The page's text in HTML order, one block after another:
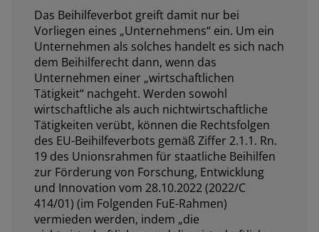
Das Beihilfeverbot greift damit nur bei
Vorliegen eines „Unternehmens“ ein. Um ein
Unternehmen als solches handelt es sich nach
dem Beihilferecht dann, wenn das
Unternehmen einer „wirtschaftlichen
Tätigkeit“ nachgeht. Werden sowohl
wirtschaftliche als auch nichtwirtschaftliche
Tätigkeiten verübt, können die Rechtsfolgen
des EU-Beihilfeverbots gemäß Ziffer 2.1.1. Rn.
19 des Unionsrahmen für staatliche Beihilfen
zur Förderung von Forschung, Entwicklung
und Innovation vom 28.10.2022 (2022/C
414/01) (im Folgenden FuE-Rahmen)
vermieden werden, indem „die